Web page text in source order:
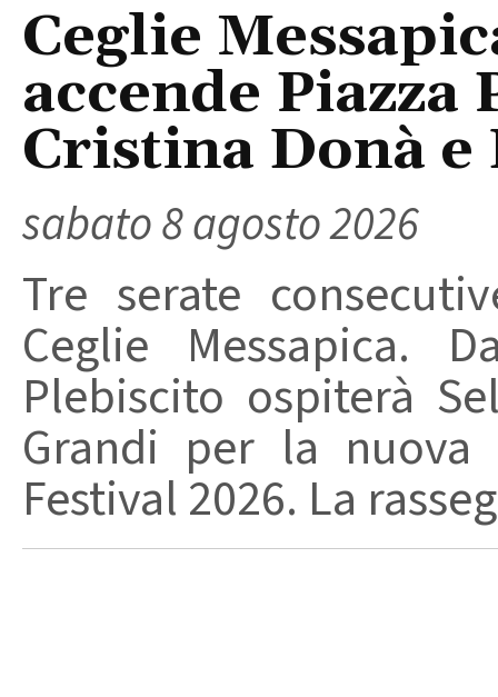
Ceglie
accende
Cristina Donà
sabato 8 agosto 2026
Tre serate
Ceglie Messapica.
Plebiscito ospiterà
Grandi per la
Festival 2026. La